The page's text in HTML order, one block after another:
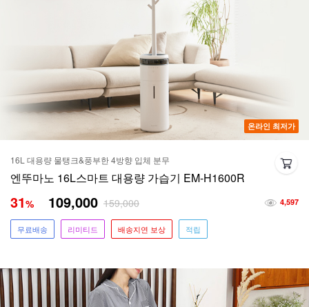
온라인 최저가
16L 대용량 물탱크&풍부한 4방향 입체 분무
엔뚜마노 16L스마트 대용량 가습기 EM-H1600R
4,597
31% 109,000 159,000
무료배송 리미티드 배송지연 보상 적립